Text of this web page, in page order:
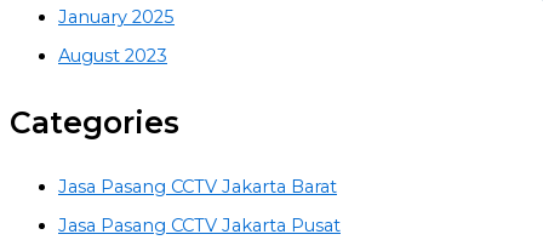
January 2025
August 2023
Categories
Jasa Pasang CCTV Jakarta Barat
Jasa Pasang CCTV Jakarta Pusat